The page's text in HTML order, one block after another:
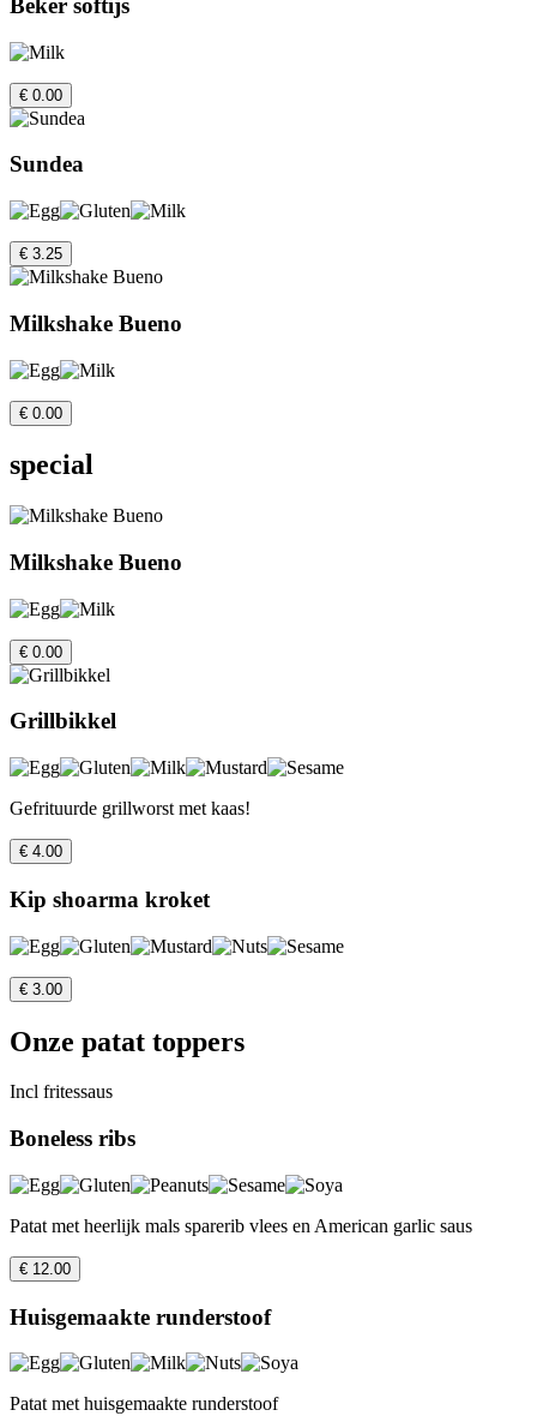
Beker softijs
€ 0.00
Sundea
€ 3.25
Milkshake Bueno
€ 0.00
special
Milkshake Bueno
€ 0.00
Grillbikkel
Gefrituurde grillworst met kaas!
€ 4.00
Kip shoarma kroket
€ 3.00
Onze patat toppers
Incl fritessaus
Boneless ribs
Patat met heerlijk mals sparerib vlees en American garlic saus
€ 12.00
Huisgemaakte runderstoof
Patat met huisgemaakte runderstoof